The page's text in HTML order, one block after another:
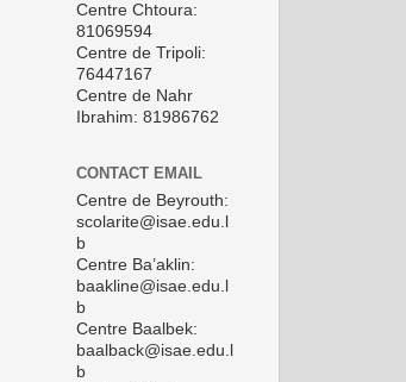
Centre Chtoura:
81069594
Centre de Tripoli:
76447167
Centre de Nahr
Ibrahim: 81986762
CONTACT EMAIL
Centre de Beyrouth:
scolarite@isae.edu.l
b
Centre Ba’aklin:
baakline@isae.edu.l
b
Centre Baalbek:
baalback@isae.edu.l
b